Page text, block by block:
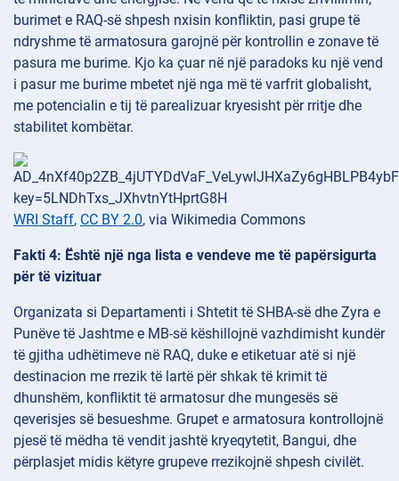
burimet e RAQ-së shpesh nxisin konfliktin, pasi grupe të
ndryshme të armatosura garojnë për kontrollin e zonave të
pasura me burime. Kjo ka çuar në një paradoks ku një vend
i pasur me burime mbetet një nga më të varfrit globalisht,
me potencialin e tij të parealizuar kryesisht për rritje dhe
stabilitet kombëtar.
WRI Staff, CC BY 2.0, via Wikimedia Commons
Fakti 4: Është një nga lista e vendeve me të papërsigurta
për të vizituar
Organizata si Departamenti i Shtetit të SHBA-së dhe Zyra e
Punëve të Jashtme e MB-së këshillojnë vazhdimisht kundër
të gjitha udhëtimeve në RAQ, duke e etiketuar atë si një
destinacion me rrezik të lartë për shkak të krimit të
dhunshëm, konfliktit të armatosur dhe mungesës së
qeverisjes së besueshme. Grupet e armatosura kontrollojnë
pjesë të mëdha të vendit jashtë kryeqytetit, Bangui, dhe
përplasjet midis këtyre grupeve rrezikojnë shpesh civilët.